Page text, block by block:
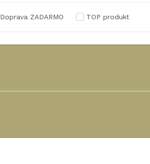
Doprava ZADARMO TOP produkt